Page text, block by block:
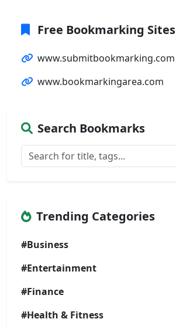
Free Bookmarking Sites
www.submitbookmarking.com
www.bookmarkingarea.com
Search Bookmarks
Trending Categories
#Business
#Entertainment
#Finance
#Health & Fitness